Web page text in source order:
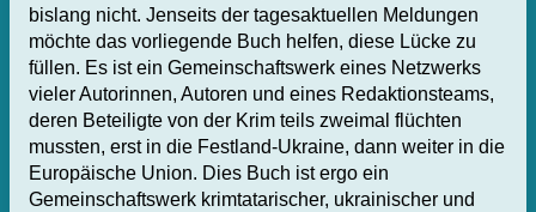
bislang nicht. Jenseits der tagesaktuellen Meldungen
möchte das vorliegende Buch helfen, diese Lücke zu
füllen. Es ist ein Gemeinschaftswerk eines Netzwerks
vieler Autorinnen, Autoren und eines Redaktionsteams,
deren Beteiligte von der Krim teils zweimal flüchten
mussten, erst in die Festland-Ukraine, dann weiter in die
Europäische Union. Dies Buch ist ergo ein
Gemeinschaftswerk krimtatarischer, ukrainischer und